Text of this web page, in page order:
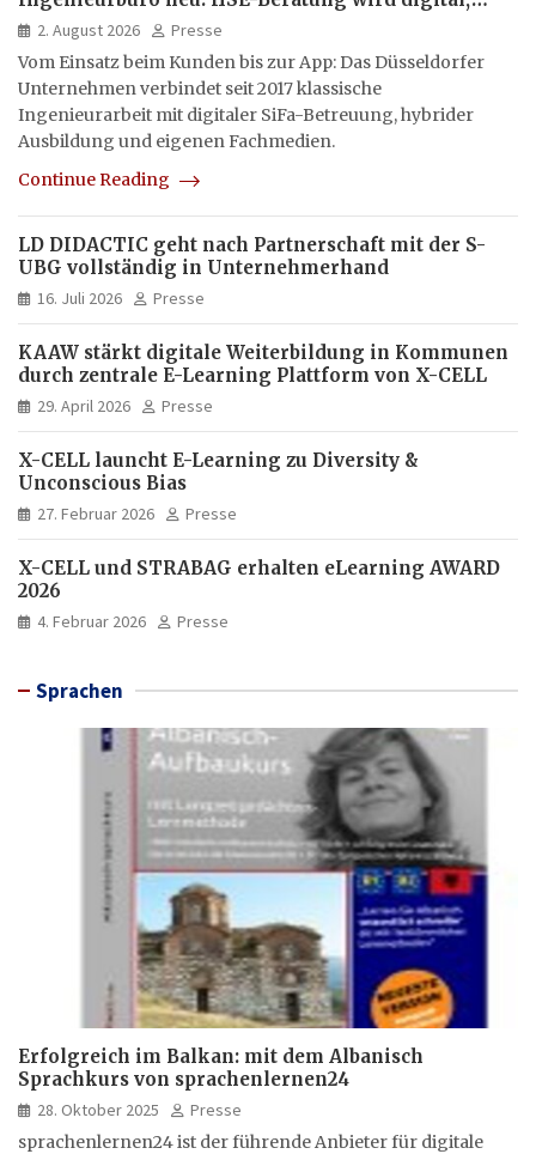
hybrid und multimedial
2. August 2026
Presse
Vom Einsatz beim Kunden bis zur App: Das Düsseldorfer
Unternehmen verbindet seit 2017 klassische
Ingenieurarbeit mit digitaler SiFa-Betreuung, hybrider
Ausbildung und eigenen Fachmedien.
Continue Reading
LD DIDACTIC geht nach Partnerschaft mit der S-
UBG vollständig in Unternehmerhand
16. Juli 2026 Presse
KAAW stärkt digitale Weiterbildung in Kommunen
durch zentrale E-Learning Plattform von X-CELL
29. April 2026 Presse
X-CELL launcht E-Learning zu Diversity &
Unconscious Bias
27. Februar 2026 Presse
X-CELL und STRABAG erhalten eLearning AWARD
2026
4. Februar 2026 Presse
Sprachen
Erfolgreich im Balkan: mit dem Albanisch
Sprachkurs von sprachenlernen24
28. Oktober 2025
Presse
sprachenlernen24 ist der führende Anbieter für digitale